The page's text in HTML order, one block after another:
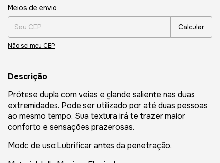
Entregas para o CEP:
Meios de envio
Calcular
Não sei meu CEP
Descrição
Prótese dupla com veias e glande saliente nas duas
extremidades. Pode ser utilizado por até duas pessoas
ao mesmo tempo. Sua textura irá te trazer maior
conforto e sensações prazerosas.
Modo de uso:Lubrificar antes da penetração.